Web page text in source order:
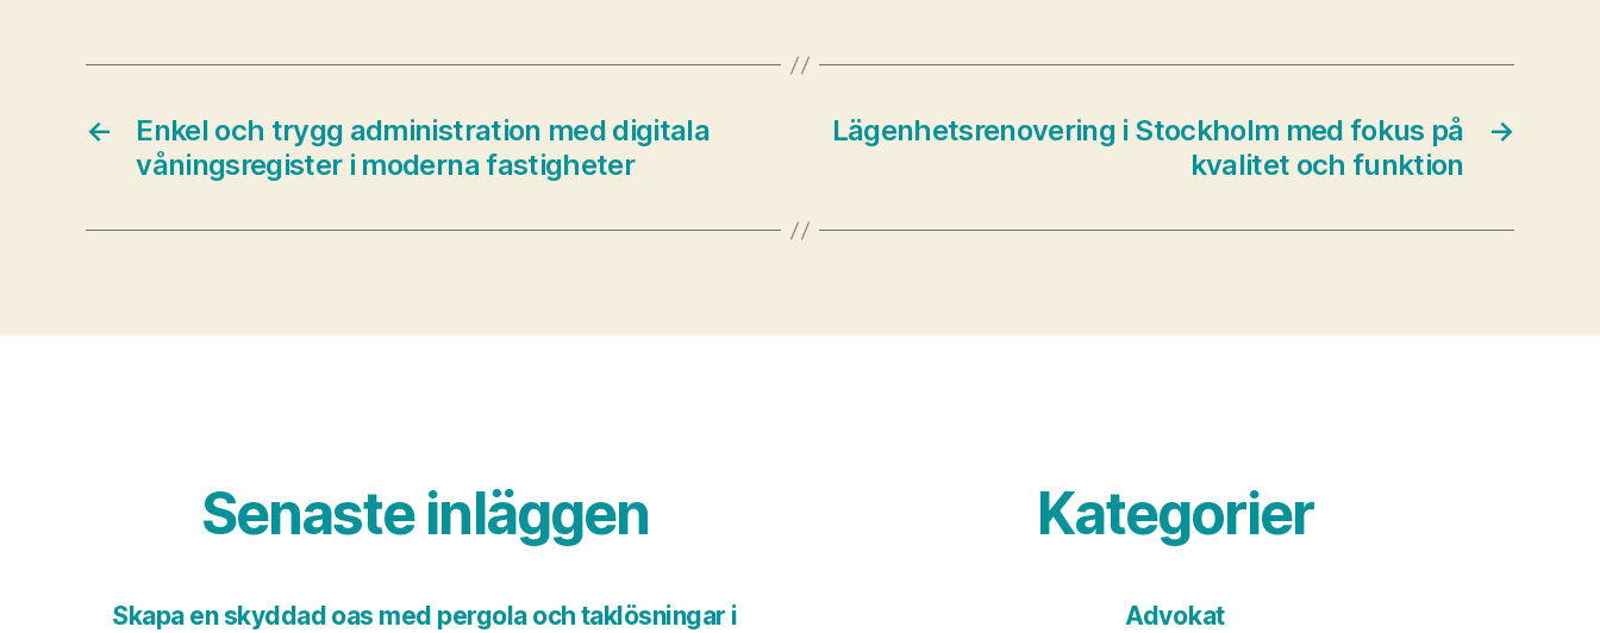
←
Enkel och trygg administration med digitala
våningsregister i moderna fastigheter
→
Lägenhetsrenovering i Stockholm med fokus på
kvalitet och funktion
Senaste inläggen
Skapa en skyddad oas med pergola och taklösningar i
Kategorier
Advokat